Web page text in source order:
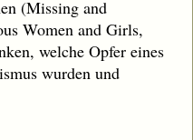
(Missing and
Women and Girls,
welche Opfer eines
wurden und